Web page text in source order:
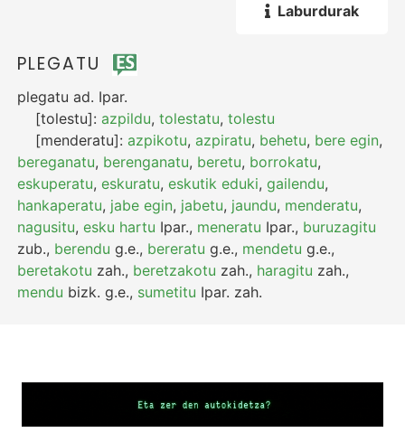
Laburdurak
PLEGATU
plegatu ad. Ipar.
[tolestu]:azpildu,tolestatu,tolestu
[menderatu]:azpikotu,azpiratu, behetu, bere egin,
bereganatu, berenganatu, beretu, borrokatu,
eskuperatu,eskuratu,eskutik eduki,gailendu,
hankaperatu, jabe egin, jabetu, jaundu, menderatu,
nagusitu,esku hartu Ipar., meneratu Ipar., buruzagitu
zub., berendu g.e., bereratu g.e., mendetu g.e.,
beretakotu zah., beretzakotu zah., haragitu zah.,
mendu bizk. g.e., sumetitu Ipar. zah.